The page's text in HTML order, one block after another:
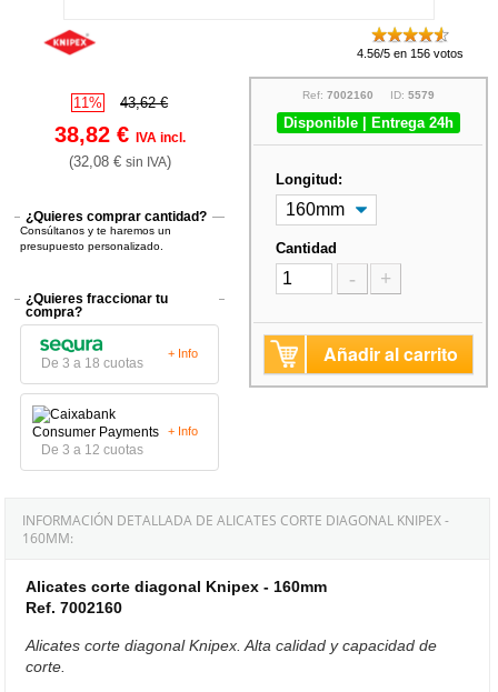
4.56/5 en 156 votos
11% 43,62 €
38,82 € IVA incl.
(32,08 € sin IVA)
¿Quieres comprar cantidad?
Consúltanos y te haremos un
presupuesto personalizado.
¿Quieres fraccionar tu
compra?
De 3 a 18 cuotas
+ Info
De 3 a 12 cuotas
+ Info
Ref: 7002160 ID: 5579
Disponible | Entrega 24h
Longitud:
Cantidad
- +
Añadir al carrito
INFORMACIÓN DETALLADA DE ALICATES CORTE DIAGONAL KNIPEX -
160MM:
Alicates corte diagonal Knipex - 160mm
Ref. 7002160
Alicates corte diagonal Knipex. Alta calidad y capacidad de
corte.